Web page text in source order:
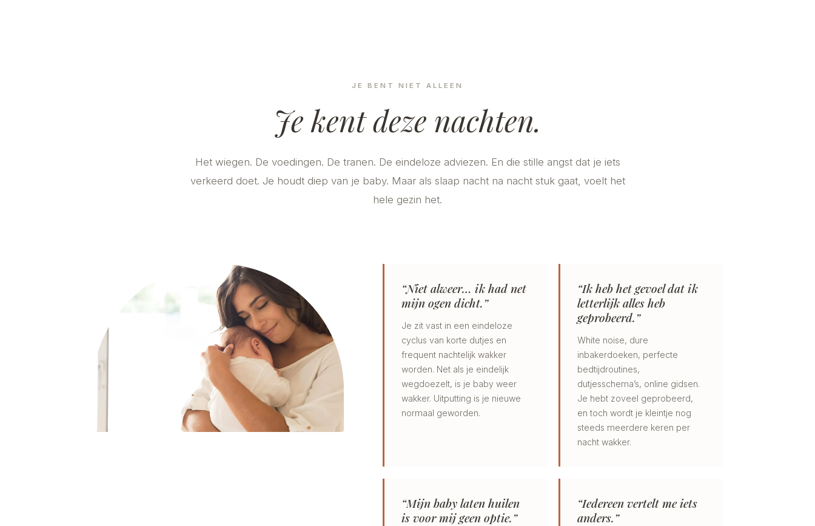
JE BENT NIET ALLEEN
Je kent deze nachten.
Het wiegen. De voedingen. De tranen. De eindeloze adviezen. En die stille angst dat je iets
verkeerd doet. Je houdt diep van je baby. Maar als slaap nacht na nacht stuk gaat, voelt het
hele gezin het.
“Niet alweer… ik had net
mijn ogen dicht.”
Je zit vast in een eindeloze
cyclus van korte dutjes en
frequent nachtelijk wakker
worden. Net als je eindelijk
wegdoezelt, is je baby weer
wakker. Uitputting is je nieuwe
normaal geworden.
“Ik heb het gevoel dat ik
letterlijk alles heb
geprobeerd.”
White noise, dure
inbakerdoeken, perfecte
bedtijdroutines,
dutjesschema’s, online gidsen.
Je hebt zoveel geprobeerd,
en toch wordt je kleintje nog
steeds meerdere keren per
nacht wakker.
“Mijn baby laten huilen
is voor mij geen optie.”
“Iedereen vertelt me iets
anders.”